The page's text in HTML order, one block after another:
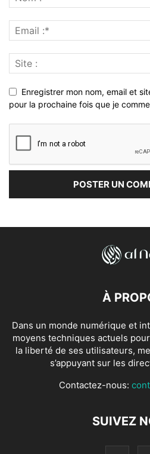
Enregistrer mon nom, email et
pour la prochaine fois que je
À
Dans un monde numérique et
moyens techniques actuels
la liberté de ses utilisateurs,
s’appuyant sur les
Contactez-nous:
SUIVEZ